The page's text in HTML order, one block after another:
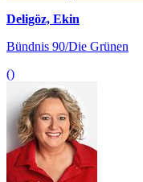
Deligöz, Ekin
Bündnis 90/Die Grünen
()